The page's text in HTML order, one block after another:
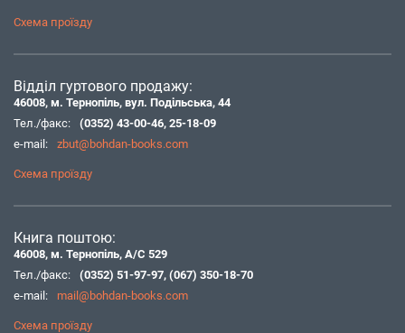
Схема проїзду
Відділ гуртового продажу:
46008, м. Тернопіль, вул. Подільська, 44
Тел./факс:
(0352) 43-00-46, 25-18-09
e-mail:
zbut@bohdan-books.com
Схема проїзду
Книга поштою:
46008, м. Тернопіль, А/С 529
Тел./факс:
(0352) 51-97-97, (067) 350-18-70
e-mail:
mail@bohdan-books.com
Схема проїзду